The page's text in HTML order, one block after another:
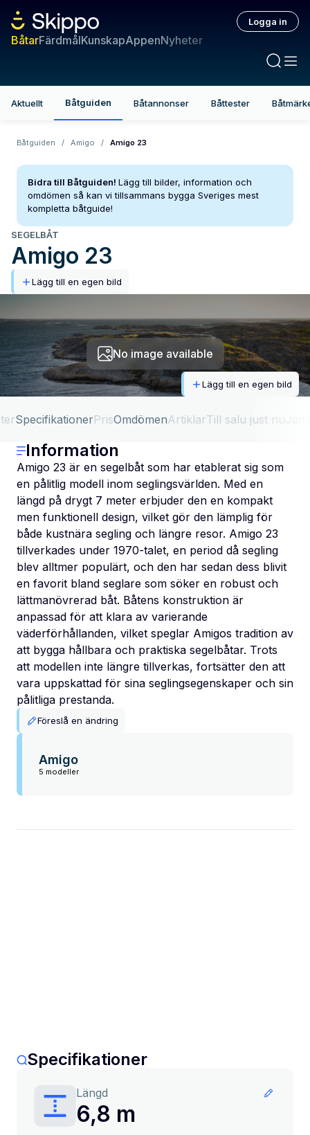
BåtarFärdmålKunskapAppenNyheter
Logga in
Aktuellt Båtguiden Båtannonser Båttester
Båtguiden / Amigo / Amigo 23
Bidra till Båtguiden! Lägg till bilder, information och
omdömen så kan vi tillsammans bygga Sveriges mest
kompletta båtguide!
SEGELBÅT
Amigo 23
Lägg till en egen bild
No image available
Lägg till en egen bild
SpecifikationerPrisOmdömenArtiklarTill salu just nu
Information
Amigo 23 är en segelbåt som har etablerat sig som
en pålitlig modell inom seglingsvärlden. Med en
längd på drygt 7 meter erbjuder den en kompakt
men funktionell design, vilket gör den lämplig för
både kustnära segling och längre resor. Amigo 23
tillverkades under 1970-talet, en period då segling
blev alltmer populärt, och den har sedan dess blivit
en favorit bland seglare som söker en robust och
lättmanövrerad båt. Båtens konstruktion är
anpassad för att klara av varierande
väderförhållanden, vilket speglar Amigos tradition av
att bygga hållbara och praktiska segelbåtar. Trots
att modellen inte längre tillverkas, fortsätter den att
vara uppskattad för sina seglingsegenskaper och sin
pålitliga prestanda.
Föreslå en ändring
Amigo
5 modeller
Specifikationer
Längd
6,8 m